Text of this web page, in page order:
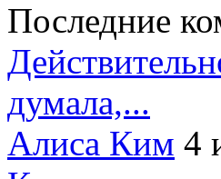
Последние
думала,...
Алиса Ким 4